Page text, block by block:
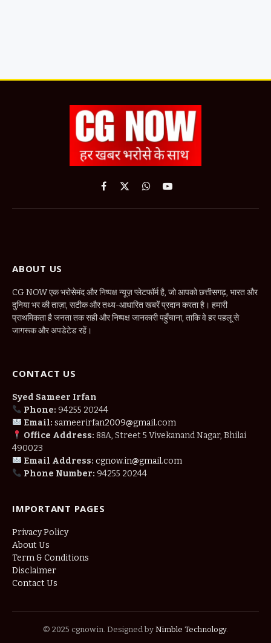
Facebook
X
WhatsApp
YouTube
ABOUT US
CG NOW एक भरोसेमंद और निष्पक्ष न्यूज़ प्लेटफॉर्म है, जो आपको छत्तीसगढ़, भारत और
दुनिया भर की ताज़ा, सटीक और तथ्य-आधारित खबरें प्रदान करता है। हमारी
प्राथमिकता है जनता तक सही और निष्पक्ष जानकारी पहुँचाना, ताकि वे हर पहलू से
जागरूक और अपडेटेड रहें।
CONTACT US
Syed Sameer Irfan
Phone: 94255 20244
Email: sameerirfan2009@gmail.com
Office Address: 88A, Street 5 Vivekanand Nagar, Bhilai
490023
Email Address: cgnow.in@gmail.com
Phone Number: 94255 20244
IMPORTANT PAGES
Privacy Policy
About Us
Term & Conditions
Disclaimer
Contact Us
© 2025 cgnow.in. Designed by Nimble Technology.